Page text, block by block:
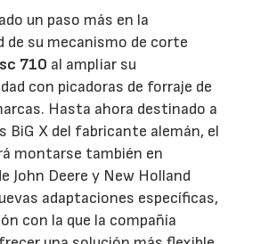
un paso más en la
de su mecanismo de corte
710 al ampliar su
con picadoras de forraje de
Hasta ahora destinado a
BiG X del fabricante alemán, el
montarse también en
John Deere y New Holland
adaptaciones específicas,
con la que la compañía